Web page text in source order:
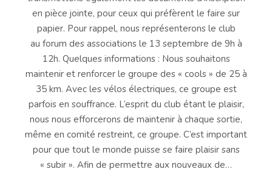
en pièce jointe, pour ceux qui préfèrent le faire sur
papier. Pour rappel, nous représenterons le club
au forum des associations le 13 septembre de 9h à
12h. Quelques informations : Nous souhaitons
maintenir et renforcer le groupe des « cools » de 25 à
35 km. Avec les vélos électriques, ce groupe est
parfois en souffrance. L’esprit du club étant le plaisir,
nous nous efforcerons de maintenir à chaque sortie,
même en comité restreint, ce groupe. C’est important
pour que tout le monde puisse se faire plaisir sans
« subir ». Afin de permettre aux nouveaux de…